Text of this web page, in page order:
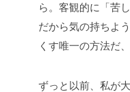
ら。客観的に「苦
だから気の持ちよ
くす唯一の方法だ
ずっと以前、私が